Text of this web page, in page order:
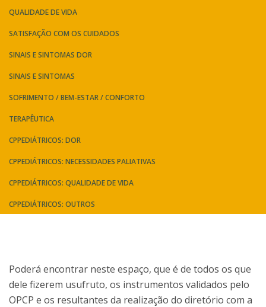
QUALIDADE DE VIDA
SATISFAÇÃO COM OS CUIDADOS
SINAIS E SINTOMAS DOR
SINAIS E SINTOMAS
SOFRIMENTO / BEM-ESTAR / CONFORTO
TERAPÊUTICA
CPPEDIÁTRICOS: DOR
CPPEDIÁTRICOS: NECESSIDADES PALIATIVAS
CPPEDIÁTRICOS: QUALIDADE DE VIDA
CPPEDIÁTRICOS: OUTROS
Poderá encontrar neste espaço, que é de todos os que
dele fizerem usufruto, os instrumentos validados pelo
OPCP e os resultantes da realização do diretório com a